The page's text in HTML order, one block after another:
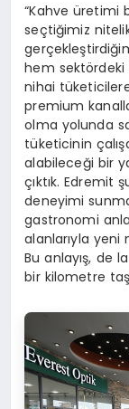
“Kahve üretimi
seçtiğimiz
hem
nihai
premium
olma yolunda
tüketicinin
alabileceği bir
çıktık. Edremit
deneyimi
gastronomi
alanlarıyla yeni
Bu anlayış, de
bir kilometre